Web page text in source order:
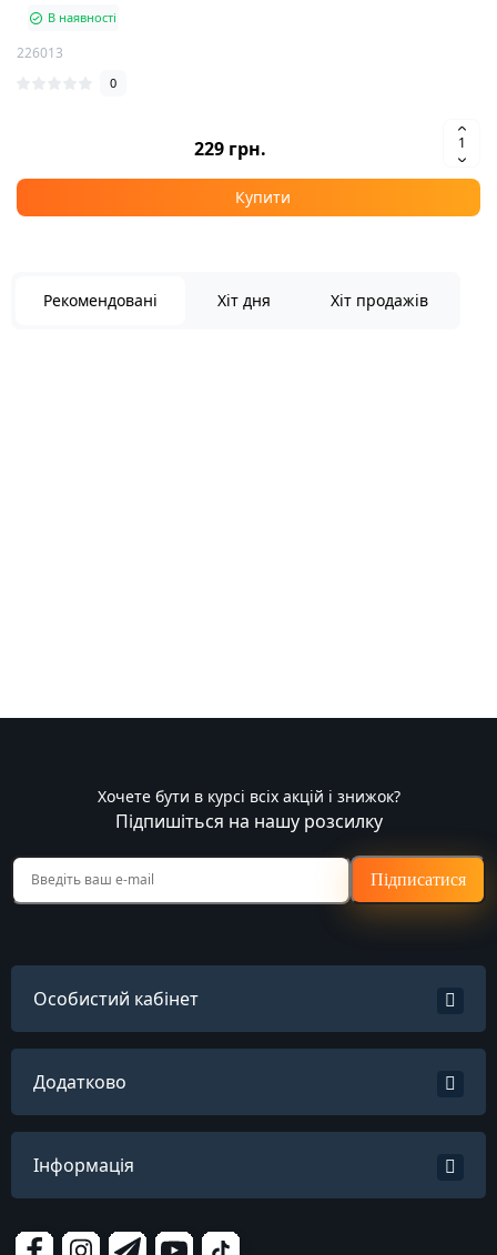
В наявності
226013
0
229 грн.
Купити
Рекомендовані Хіт дня Хіт продажів
Хочете бути в курсі всіх акцій і знижок?
Підпишіться на нашу розсилку
Підписатися
Особистий кабінет
Додатково
Інформація